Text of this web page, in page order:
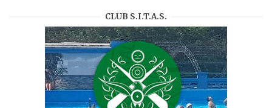
CLUB S.I.T.A.S.